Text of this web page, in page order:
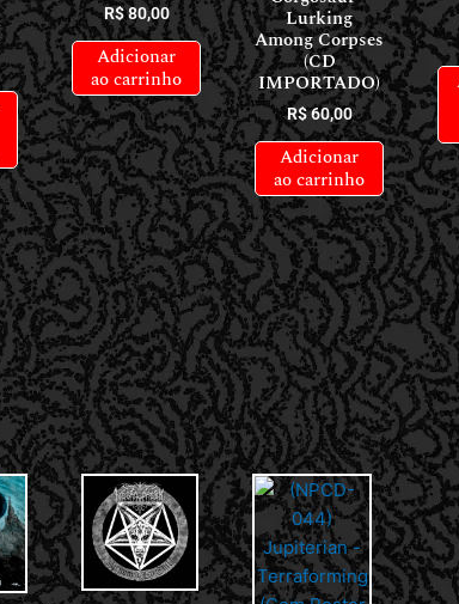
R$80,00
Adicionar
ao carrinho
Lurking
Among Corpses
(CD
IMPORTADO)
R$60,00
Adicionar
ao carrinho